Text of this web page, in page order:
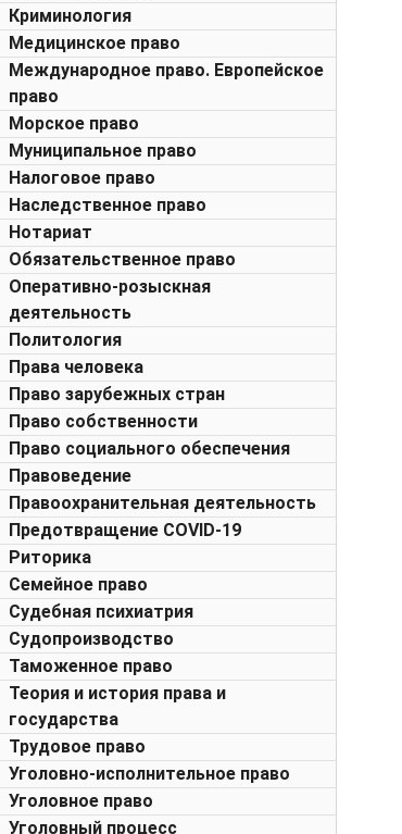
Криминология
Медицинское право
Международное право. Европейское
право
Морское право
Муниципальное право
Налоговое право
Наследственное право
Нотариат
Обязательственное право
Оперативно-розыскная
деятельность
Политология
Права человека
Право зарубежных стран
Право собственности
Право социального обеспечения
Правоведение
Правоохранительная деятельность
Предотвращение COVID-19
Риторика
Семейное право
Судебная психиатрия
Судопроизводство
Таможенное право
Теория и история права и
государства
Трудовое право
Уголовно-исполнительное право
Уголовное право
Уголовный процесс